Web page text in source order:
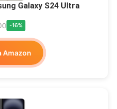
Galaxy S24 Ultra
-16%
Amazon